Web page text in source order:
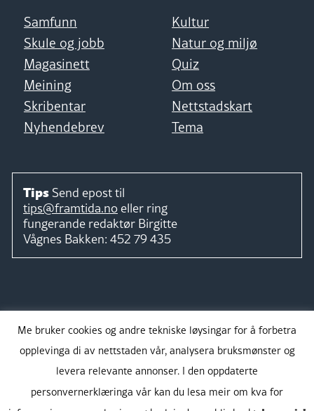
Samfunn
Kultur
Skule og jobb
Natur og miljø
Magasinett
Quiz
Meining
Om oss
Skribentar
Nettstadskart
Nyhendebrev
Tema
Tips Send epost til
tips@framtida.no eller ring
fungerande redaktør Birgitte
Vågnes Bakken: 452 79 435
Takk for støtta:
Me bruker cookies og andre tekniske løysingar for å forbetra
opplevinga di av nettstaden vår, analysera bruksmønster og
levera relevante annonser. I den oppdaterte
personvernerklæringa vår kan du lesa meir om kva for